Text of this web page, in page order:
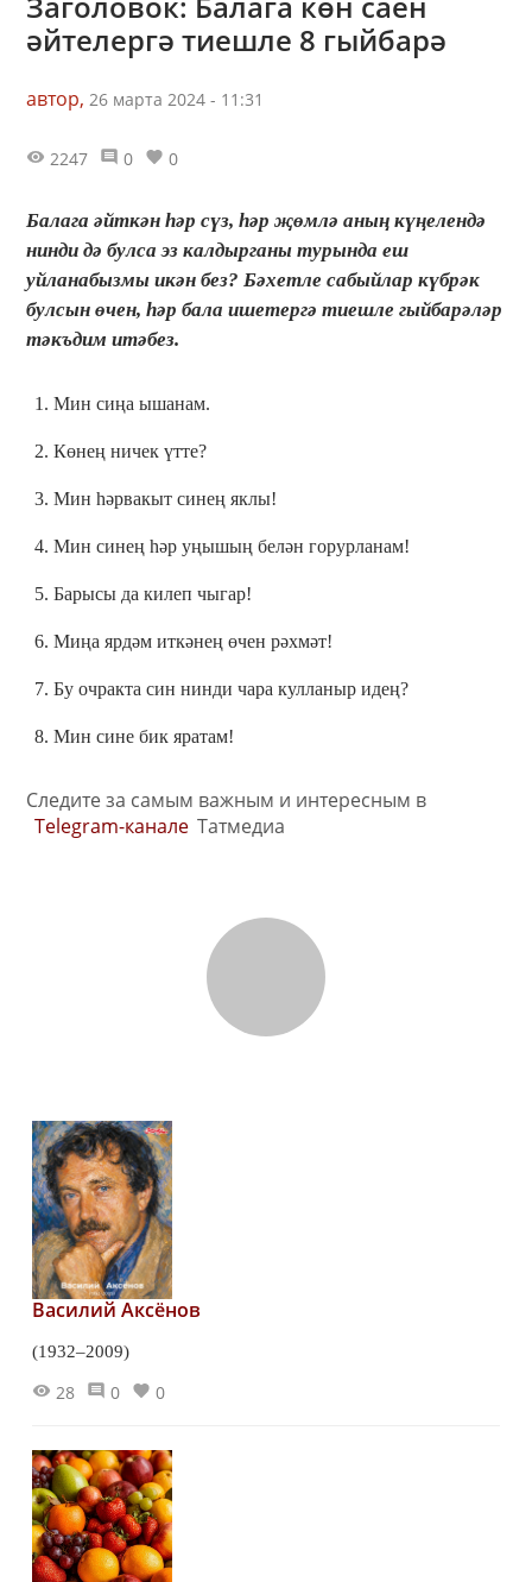
әйтелергә тиешле 8 гыйбарә
автор, 26 марта 2024 - 11:31
2247 0 0
Балага әйткән һәр сүз, һәр җөмлә аның күңелендә
нинди дә булса эз калдырганы турында еш
уйланабызмы икән без? Бәхетле сабыйлар күбрәк
булсын өчен, һәр бала ишетергә тиешле гыйбарәләр
тәкъдим итәбез.
1. Мин сиңа ышанам.
2. Көнең ничек үтте?
3. Мин һәрвакыт синең яклы!
4. Мин синең һәр уңышың белән горурланам!
5. Барысы да килеп чыгар!
6. Миңа ярдәм иткәнең өчен рәхмәт!
7. Бу очракта син нинди чара кулланыр идең?
8. Мин сине бик яратам!
Следите за самым важным и интересным в
Telegram-канале Татмедиа
Василий Аксёнов
(1932–2009)
28 0 0